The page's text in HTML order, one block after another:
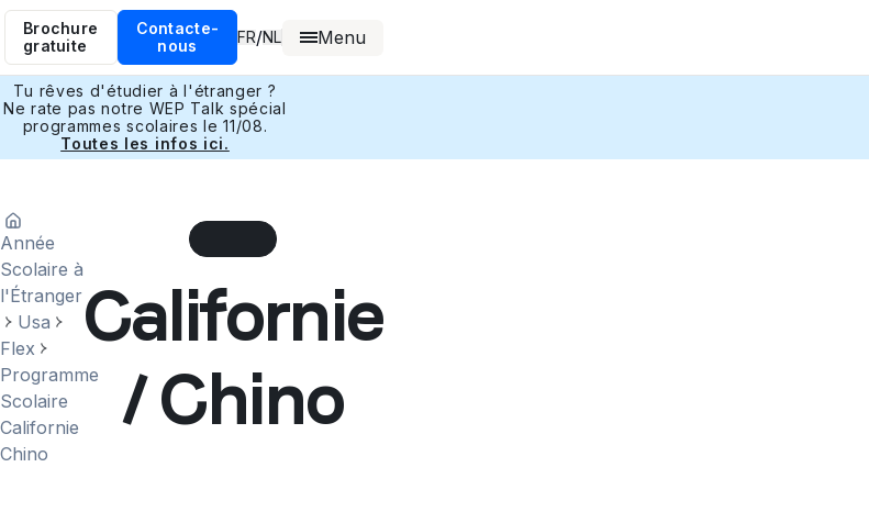
Brochure
gratuite
Contacte-
nous
FR/NL Menu
Tu rêves d'étudier à l'étranger ?
Ne rate pas notre WEP Talk spécial
programmes scolaires le 11/08.
Toutes les infos ici.
Année
Scolaire à
l'Étranger
Usa
Flex
Programme
Scolaire
Californie
Chino
Californie
/ Chino